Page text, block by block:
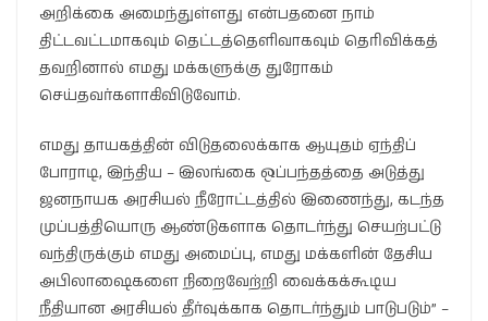
அறிக்கை அமைந்துள்ளது என்பதனை நாம்
திட்டவட்டமாகவும் தெட்டத்தெளிவாகவும் தெரிவிக்கத்
தவறினால் எமது மக்களுக்கு துரோகம்
செய்தவர்களாகிவிடுவோம்.
எமது தாயகத்தின் விடுதலைக்காக ஆயுதம் ஏந்திப்
போராடி, இந்திய – இலங்கை ஒப்பந்தத்தை அடுத்து
ஜனநாயக அரசியல் நீரோட்டத்தில் இணைந்து, கடந்த
முப்பத்தியொரு ஆண்டுகளாக தொடர்ந்து செயற்பட்டு
வந்திருக்கும் எமது அமைப்பு, எமது மக்களின் தேசிய
அபிலாஷைகளை நிறைவேற்றி வைக்கக்கூடிய
நீதியான அரசியல் தீர்வுக்காக தொடர்ந்தும் பாடுபடும்” –